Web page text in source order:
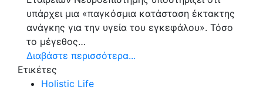
υπάρχει μια «παγκόσμια κατάσταση έκτακτης
ανάγκης για την υγεία του εγκεφάλου». Τόσο
το μέγεθος…
Διαβάστε περισσότερα...
Ετικέτες
Holistic Life